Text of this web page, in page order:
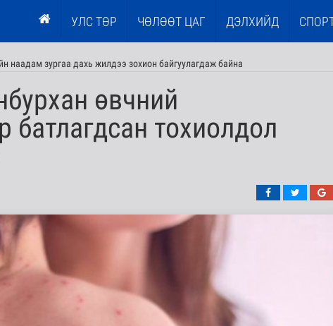
УЛС ТӨР ЧӨЛӨӨТ ЦАГ ДЭЛХИЙД
наадам зургаа дахь жилдээ зохион байгуулагдаж байна
өвчний
батлагдсан тохиолдол